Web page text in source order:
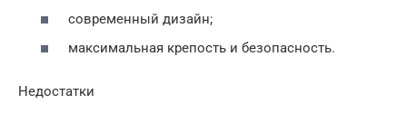
современный дизайн;
максимальная крепость и безопасность.
Недостатки